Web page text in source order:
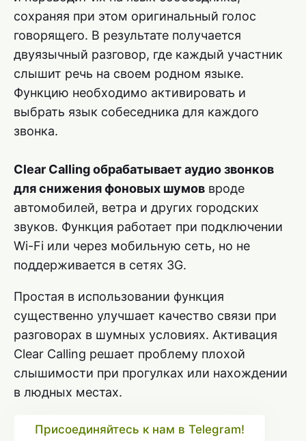
сохраняя при этом оригинальный голос
говорящего. В результате получается
двуязычный разговор, где каждый участник
слышит речь на своем родном языке.
Функцию необходимо активировать и
выбрать язык собеседника для каждого
звонка.
Clear Calling обрабатывает аудио звонков
для снижения фоновых шумов вроде
автомобилей, ветра и других городских
звуков. Функция работает при подключении
Wi-Fi или через мобильную сеть, но не
поддерживается в сетях 3G.
Простая в использовании функция
существенно улучшает качество связи при
разговорах в шумных условиях. Активация
Clear Calling решает проблему плохой
слышимости при прогулках или нахождении
в людных местах.
Присоединяйтесь к нам в Telegram!